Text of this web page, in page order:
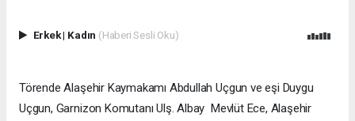
Erkek| Kadın (Haberi Sesli Oku)
Törende Alaşehir Kaymakamı Abdullah Uçgun ve eşi Duygu
Uçgun, Garnizon Komutanı Ulş. Albay Mevlüt Ece, Alaşehir